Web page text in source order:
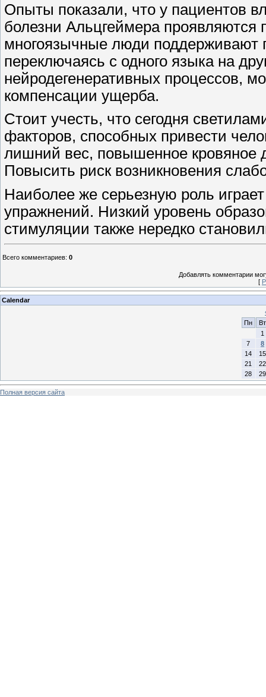
Опыты показали, что у пациентов
болезни Альцгеймера
многоязычные люди поддерживают
переключаясь с одного языка на
нейродегенеративных процессов,
компенсации ущерба.
Стоит учесть, что сегодня
факторов, способных привести
лишний вес, повышенное кровяное
Повысить риск возникновения
Наиболее же серьезную роль
упражнений. Низкий уровень
стимуляции также нередко
Всего комментариев: 0
Добавлять комментарии
[
Calendar
Пн
Вт
1
7
8
14
15
21
22
28
29
Полная версия сайта